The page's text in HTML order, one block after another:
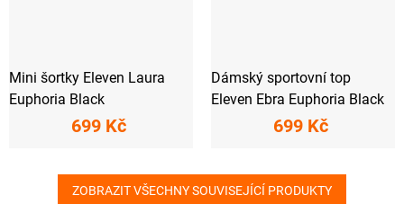
Mini šortky Eleven Laura
Euphoria Black
699 Kč
Dámský sportovní top
Eleven Ebra Euphoria Black
699 Kč
ZOBRAZIT VŠECHNY SOUVISEJÍCÍ PRODUKTY